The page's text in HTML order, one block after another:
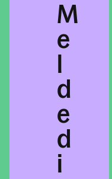
Kontakt
M
e
l
d
e
d
i